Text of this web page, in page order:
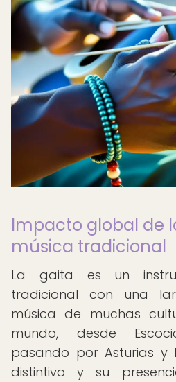
Impacto global de
música tradicional
La gaita es un
tradicional con una
música de muchas
mundo, desde
pasando por Asturias y
distintivo y su